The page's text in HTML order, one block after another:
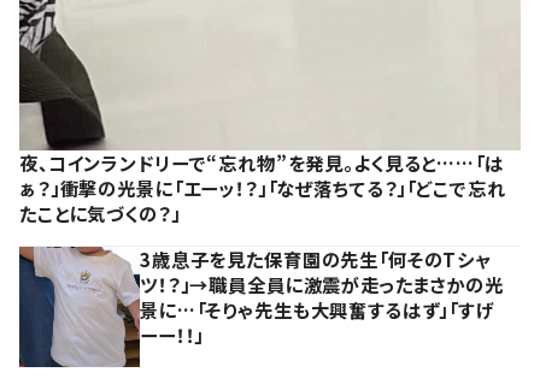
夜、コインランドリーで“忘れ物”を発見。よく見ると……「は
ぁ？」衝撃の光景に「エーッ！？」「なぜ落ちてる？」「どこで忘れ
たことに気づくの？」
3歳息子を見た保育園の先生「何そのTシャ
ツ！？」→職員全員に激震が走ったまさかの光
景に…「そりゃ先生も大興奮するはず」「すげ
ーー！！」